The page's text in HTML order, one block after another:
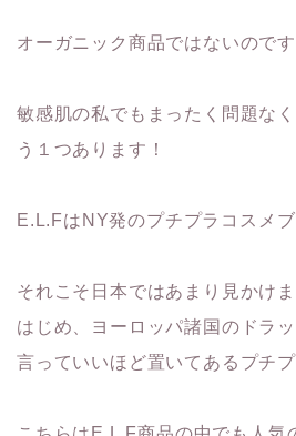
オーガニック商品ではないので
敏感肌の私でもまったく問題な
う１つあります！
E.L.FはNY発のプチプラコスメブ
それこそ日本ではあまり見かけ
はじめ、ヨーロッパ諸国のドラ
言っていいほど置いてあるプチプ